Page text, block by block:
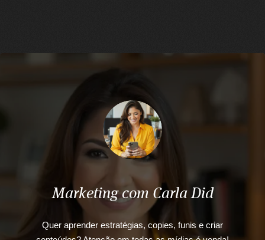
Marketing com Carla Did
Quer aprender estratégias, copies, funis e criar